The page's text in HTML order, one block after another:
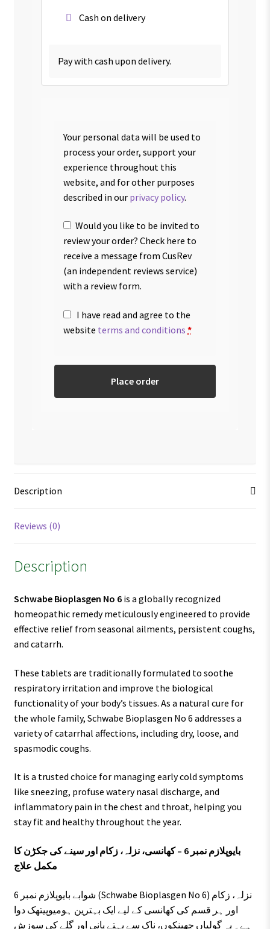
Cash on delivery
Pay with cash upon delivery.
Your personal data will be used to
process your order, support your
experience throughout this
website, and for other purposes
described in our privacy policy.
Would you like to be invited to
review your order? Check here to
receive a message from CusRev
(an independent reviews service)
with a review form.
I have read and agree to the
website terms and conditions *
Place order
Description
Reviews (0)
Description
Schwabe Bioplasgen No 6is a globally recognized
homeopathic remedy meticulously engineered to provide
effective relief from seasonal ailments, persistent coughs,
and catarrh.
These tablets are traditionally formulated to soothe
respiratory irritation and improve the biological
functionality of your body’s tissues. As a natural cure for
the whole family, Schwabe Bioplasgen No 6 addresses a
variety of catarrhal affections, including dry, loose, and
spasmodic coughs.
It is a trusted choice for managing early cold symptoms
like sneezing, profuse watery nasal discharge, and
inflammatory pain in the chest and throat, helping you
stay fit and healthy throughout the year.
بایوپلازم نمبر 6 – کھانسی، نزلہ، زکام اور سینے کی جکڑن کا
مکمل علاج
شوابے بایوپلازم نمبر 6 (Schwabe Bioplasgen No 6) نزلہ، زکام
اور ہر قسم کی کھانسی کے لیے ایک بہترین ہومیوپیتھک دوا
ہے۔ یہ گولیاں چھینکوں، ناک سے بہتے پانی اور گلے کی سوزش